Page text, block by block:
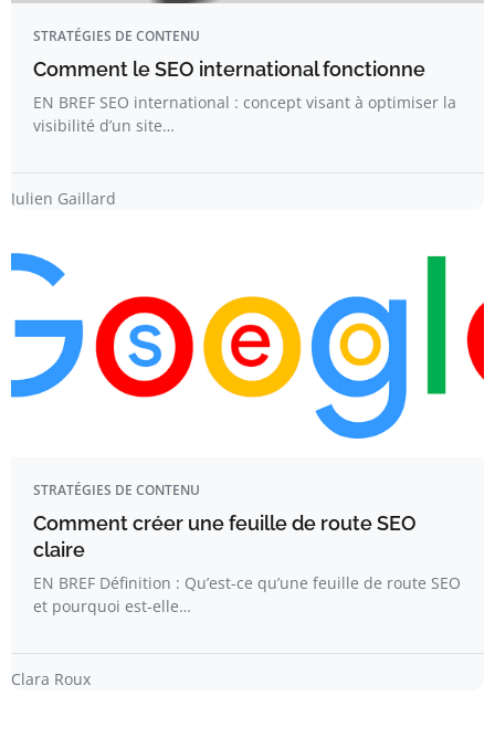
STRATÉGIES DE CONTENU
Comment le SEO international fonctionne
EN BREF SEO international : concept visant à optimiser la
visibilité d’un site…
Julien Gaillard
STRATÉGIES DE CONTENU
Comment créer une feuille de route SEO
claire
EN BREF Définition : Qu’est-ce qu’une feuille de route SEO
et pourquoi est-elle…
Clara Roux